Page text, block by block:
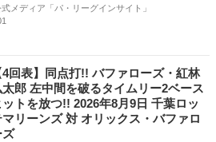
メディア「パ・リーグインサイト」
4回表】同点打!! バファローズ・紅林
太郎 左中間を破るタイムリー2ベース
ットを放つ!! 2026年8月9日 千葉ロッ
マリーンズ 対 オリックス・バファロ
ズ